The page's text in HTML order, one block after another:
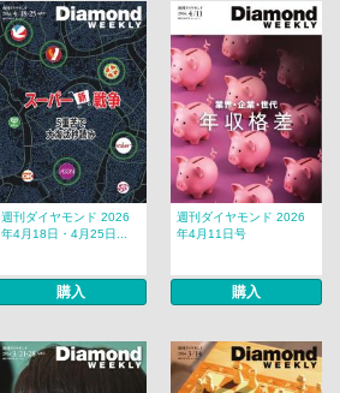
週刊ダイヤモンド 2026
年4月18日・4月25日...
購入
週刊ダイヤモンド 2026
年4月11日号
購入